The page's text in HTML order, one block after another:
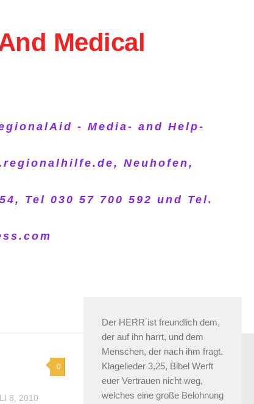
Medical
- Media- and Help-
Neuhofen,
Tel 030 57 700 592 und Tel.
0
8, 2010
Der HERR ist freundlich dem,
der auf ihn harrt, und dem
Menschen, der nach ihm fragt.
Klagelieder 3,25, Bibel Werft
euer Vertrauen nicht weg,
welches eine große Belohnung